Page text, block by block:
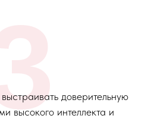
доверительную
высокого интеллекта и